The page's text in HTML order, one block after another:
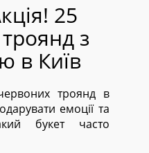
25
з
в Київ
троянд в
емоції та
букет часто